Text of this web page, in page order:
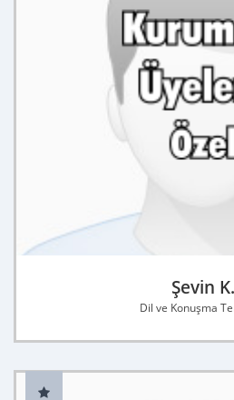
Şevin K.
Dil ve Konuşma